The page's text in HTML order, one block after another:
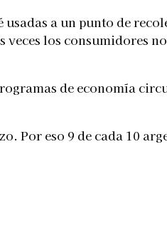
a un punto de
los consumidores no
de economía
Por eso 9 de cada 10